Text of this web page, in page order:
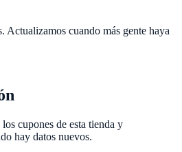
Actualizamos cuando más gente haya
cupones de esta tienda y
hay datos nuevos.